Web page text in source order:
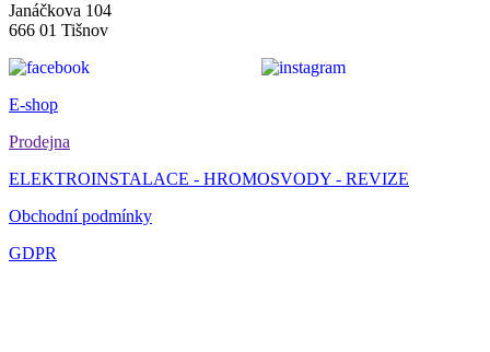
Janáčkova 104
666 01 Tišnov
E-shop
Prodejna
ELEKTROINSTALACE - HROMOSVODY - REVIZE
Obchodní podmínky
GDPR